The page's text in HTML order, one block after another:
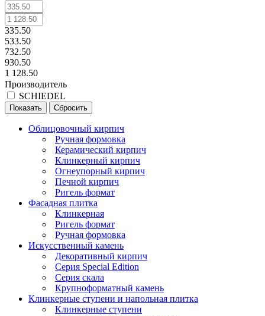
335.50
533.50
732.50
930.50
1 128.50
Производитель
SCHIEDEL
Сбросить
Облицовочный кирпич
Ручная формовка
Керамический кирпич
Клинкерный кирпич
Огнеупорный кирпич
Печной кирпич
Ригель формат
Фасадная плитка
Клинкерная
Ригель формат
Ручная формовка
Искусственный камень
Декоративный кирпич
Серия Special Edition
Серия скала
Крупноформатный камень
Клинкерные ступени и напольная плитка
Клинкерные ступени